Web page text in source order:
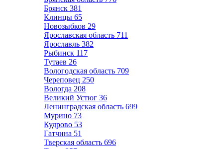
Брянск 381
Клинцы 65
Новозыбков 29
Ярославская область 711
Ярославль 382
Рыбинск 117
Тутаев 26
Вологодская область 709
Череповец 250
Вологда 208
Великий Устюг 36
Ленинградская область 699
Мурино 73
Кудрово 53
Гатчина 51
Тверская область 696